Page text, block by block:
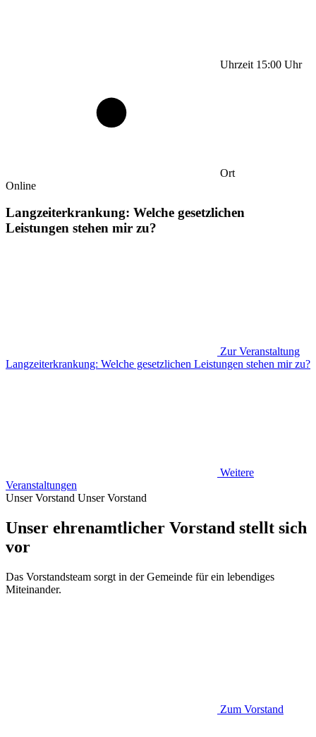
Uhrzeit 15:00 Uhr
Ort
Online
Langzeiterkrankung: Welche gesetzlichen
Leistungen stehen mir zu?
Zur Veranstaltung
Langzeiterkrankung: Welche gesetzlichen Leistungen stehen mir zu?
Weitere
Veranstaltungen
Unser Vorstand Unser Vorstand
Unser ehrenamtlicher Vorstand stellt sich
vor
Das Vorstandsteam sorgt in der Gemeinde für ein lebendiges
Miteinander.
Zum Vorstand